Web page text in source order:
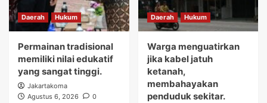
Daerah Hukum
Permainan tradisional
memiliki nilai edukatif
yang sangat tinggi.
Jakartakoma
Agustus 6, 2026
0
Daerah Hukum
Warga menguatirkan
jika kabel jatuh
ketanah,
membahayakan
penduduk sekitar.